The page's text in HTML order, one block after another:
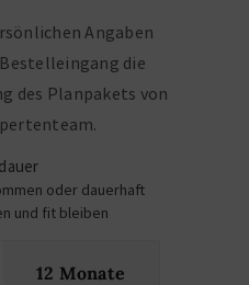
Angaben
die
des Planpakets von
oder dauerhaft
und fit bleiben
12 Monate